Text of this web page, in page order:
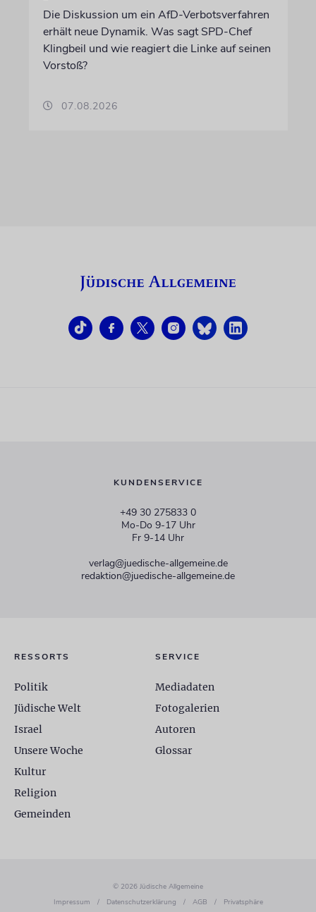
Die Diskussion um ein AfD-Verbotsverfahren
erhält neue Dynamik. Was sagt SPD-Chef
Klingbeil und wie reagiert die Linke auf seinen
Vorstoß?
07.08.2026
KUNDENSERVICE
+49 30 275833 0
Mo-Do 9-17 Uhr
Fr 9-14 Uhr
verlag@juedische-allgemeine.de
redaktion@juedische-allgemeine.de
RESSORTS
Politik
Jüdische Welt
Israel
Unsere Woche
Kultur
Religion
Gemeinden
SERVICE
Mediadaten
Fotogalerien
Autoren
Glossar
© 2026 Jüdische Allgemeine
Impressum
/ Datenschutzerklärung / AGB / Privatsphäre